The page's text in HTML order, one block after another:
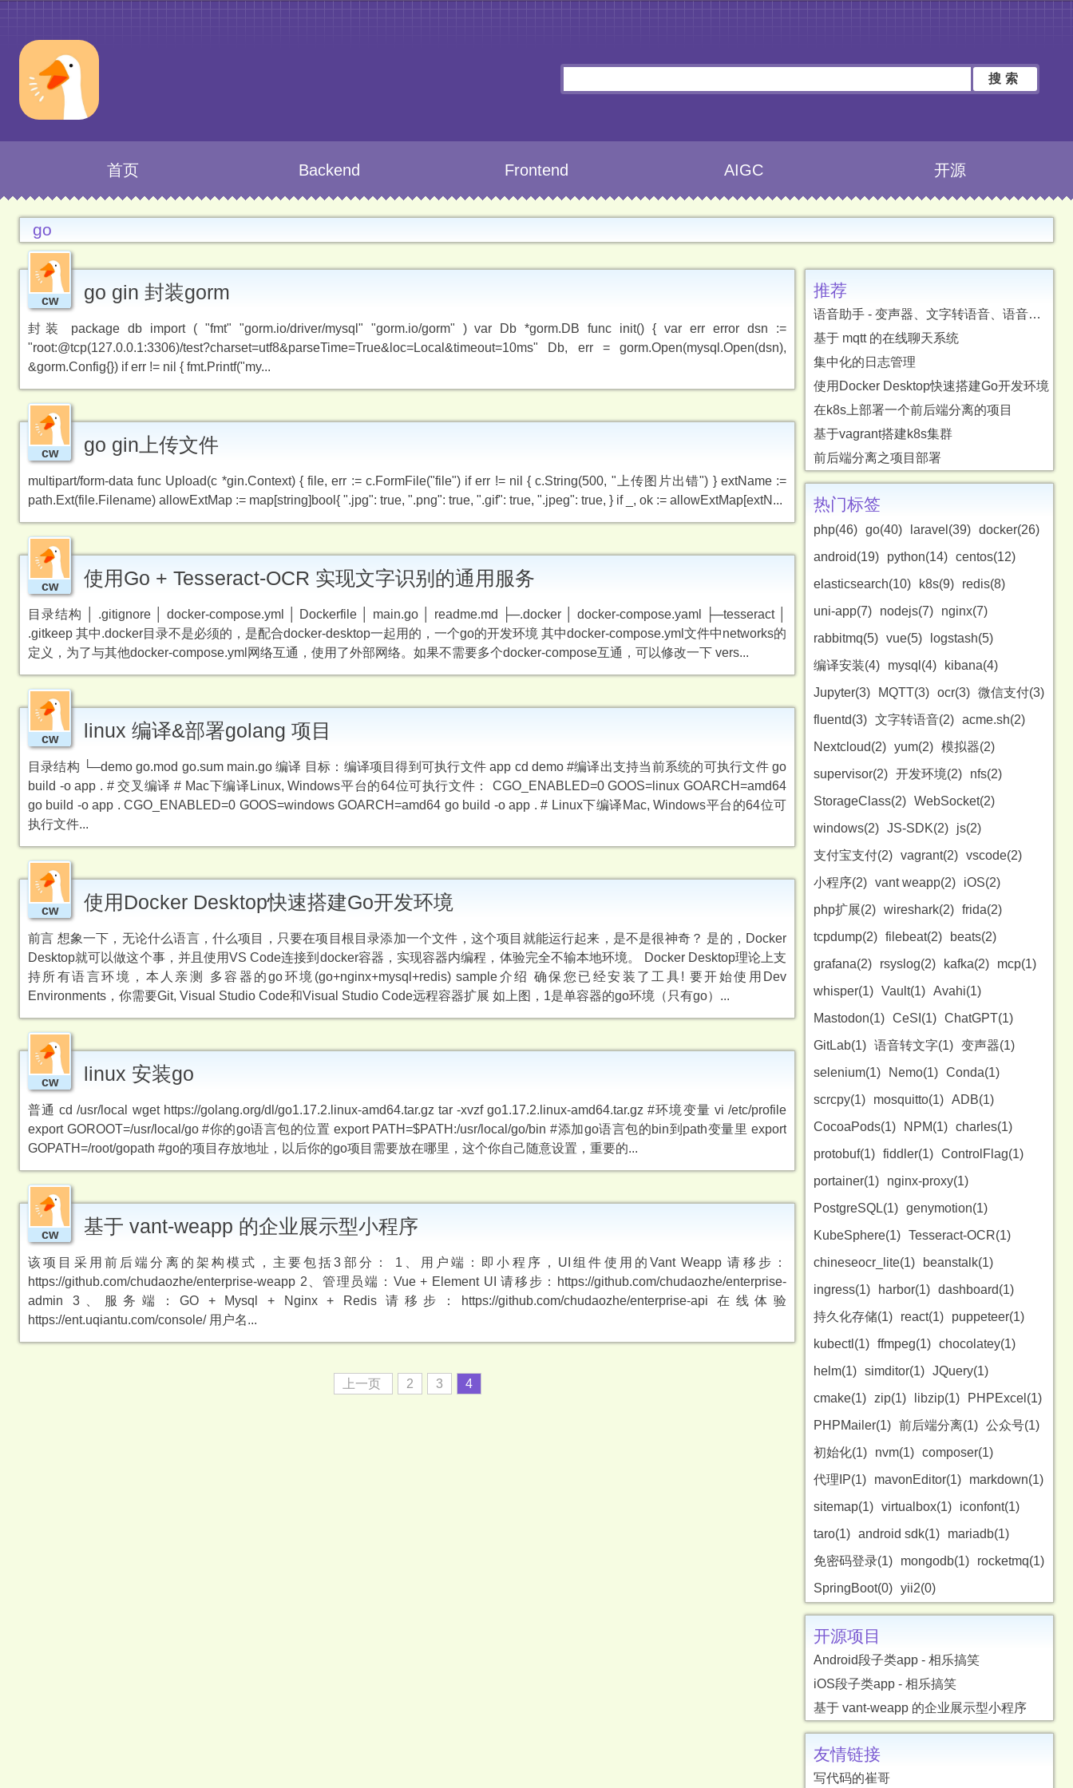
搜索
首页 Backend Frontend AIGC 开源
go
cw go gin 封装gorm
封装 package db import ( "fmt" "gorm.io/driver/mysql" "gorm.io/gorm" ) var Db *gorm.DB func init() { var err error dsn :=
"root:@tcp(127.0.0.1:3306)/test?charset=utf8&parseTime=True&loc=Local&timeout=10ms" Db, err = gorm.Open(mysql.Open(dsn),
&gorm.Config{}) if err != nil { fmt.Printf("my...
cw go gin上传文件
multipart/form-data func Upload(c *gin.Context) { file, err := c.FormFile("file") if err != nil { c.String(500, "上传图片出错") } extName :=
path.Ext(file.Filename) allowExtMap := map[string]bool{ ".jpg": true, ".png": true, ".gif": true, ".jpeg": true, } if _, ok := allowExtMap[extN...
cw 使用Go + Tesseract-OCR 实现文字识别的通用服务
目录结构 │ .gitignore │ docker-compose.yml │ Dockerfile │ main.go │ readme.md ├─.docker │ docker-compose.yaml ├─tesseract │
.gitkeep 其中.docker目录不是必须的，是配合docker-desktop一起用的，一个go的开发环境 其中docker-compose.yml文件中networks的
定义，为了与其他docker-compose.yml网络互通，使用了外部网络。如果不需要多个docker-compose互通，可以修改一下 vers...
cw linux 编译&部署golang 项目
目录结构 └─demo go.mod go.sum main.go 编译 目标：编译项目得到可执行文件 app cd demo #编译出支持当前系统的可执行文件 go
build -o app . # 交叉编译 # Mac下编译Linux, Windows平台的64位可执行文件： CGO_ENABLED=0 GOOS=linux GOARCH=amd64
go build -o app . CGO_ENABLED=0 GOOS=windows GOARCH=amd64 go build -o app . # Linux下编译Mac, Windows平台的64位可
执行文件...
cw 使用Docker Desktop快速搭建Go开发环境
前言 想象一下，无论什么语言，什么项目，只要在项目根目录添加一个文件，这个项目就能运行起来，是不是很神奇？ 是的，Docker
Desktop就可以做这个事，并且使用VS Code连接到docker容器，实现容器内编程，体验完全不输本地环境。 Docker Desktop理论上支
持所有语言环境，本人亲测 多容器的go环境(go+nginx+mysql+redis) sample介绍 确保您已经安装了工具! 要开始使用Dev
Environments，你需要Git, Visual Studio Code和Visual Studio Code远程容器扩展 如上图，1是单容器的go环境（只有go）...
cw linux 安装go
普通 cd /usr/local wget https://golang.org/dl/go1.17.2.linux-amd64.tar.gz tar -xvzf go1.17.2.linux-amd64.tar.gz #环境变量 vi /etc/profile
export GOROOT=/usr/local/go #你的go语言包的位置 export PATH=$PATH:/usr/local/go/bin #添加go语言包的bin到path变量里 export
GOPATH=/root/gopath #go的项目存放地址，以后你的go项目需要放在哪里，这个你自己随意设置，重要的...
cw 基于 vant-weapp 的企业展示型小程序
该项目采用前后端分离的架构模式，主要包括3部分： 1、用户端：即小程序，UI组件使用的Vant Weapp 请移步：
https://github.com/chudaozhe/enterprise-weapp 2、管理员端：Vue + Element UI 请移步：https://github.com/chudaozhe/enterprise-
admin 3、服务端：GO + Mysql + Nginx + Redis 请移步：https://github.com/chudaozhe/enterprise-api 在线体验
https://ent.uqiantu.com/console/ 用户名...
上一页 2 3 4
推荐
语音助手 - 变声器、文字转语音、语音转文字、字幕翻译
基于 mqtt 的在线聊天系统
集中化的日志管理
使用Docker Desktop快速搭建Go开发环境
在k8s上部署一个前后端分离的项目
基于vagrant搭建k8s集群
前后端分离之项目部署
热门标签
php(46) go(40) laravel(39) docker(26)
android(19)
python(14) centos(12)
elasticsearch(10)
k8s(9)
redis(8)
uni-app(7)
nodejs(7)
nginx(7)
rabbitmq(5) vue(5)
logstash(5)
编译安装(4)
mysql(4)
kibana(4)
Jupyter(3)
MQTT(3) ocr(3) 微信支付(3)
fluentd(3) 文字转语音(2) acme.sh(2)
Nextcloud(2) yum(2) 模拟器(2)
supervisor(2) 开发环境(2)
nfs(2)
StorageClass(2) WebSocket(2)
windows(2) JS-SDK(2)
js(2)
支付宝支付(2) vagrant(2) vscode(2)
小程序(2) vant weapp(2)
iOS(2)
php扩展(2) wireshark(2) frida(2)
tcpdump(2) filebeat(2)
beats(2)
grafana(2)
rsyslog(2) kafka(2)
mcp(1)
whisper(1) Vault(1) Avahi(1)
Mastodon(1) CeSI(1) ChatGPT(1)
GitLab(1) 语音转文字(1) 变声器(1)
selenium(1)
Nemo(1) Conda(1)
scrcpy(1)
mosquitto(1) ADB(1)
CocoaPods(1)
NPM(1) charles(1)
protobuf(1) fiddler(1) ControlFlag(1)
portainer(1)
nginx-proxy(1)
PostgreSQL(1) genymotion(1)
KubeSphere(1) Tesseract-OCR(1)
chineseocr_lite(1)
beanstalk(1)
ingress(1)
harbor(1) dashboard(1)
持久化存储(1)
react(1)
puppeteer(1)
kubectl(1) ffmpeg(1) chocolatey(1)
helm(1) simditor(1) JQuery(1)
cmake(1)
zip(1) libzip(1)
PHPExcel(1)
PHPMailer(1) 前后端分离(1) 公众号(1)
初始化(1)
nvm(1) composer(1)
代理IP(1)
mavonEditor(1)
markdown(1)
sitemap(1) virtualbox(1)
iconfont(1)
taro(1) android sdk(1)
mariadb(1)
免密码登录(1)
mongodb(1)
rocketmq(1)
SpringBoot(0) yii2(0)
开源项目
Android段子类app - 相乐搞笑
iOS段子类app - 相乐搞笑
基于 vant-weapp 的企业展示型小程序
友情链接
写代码的崔哥